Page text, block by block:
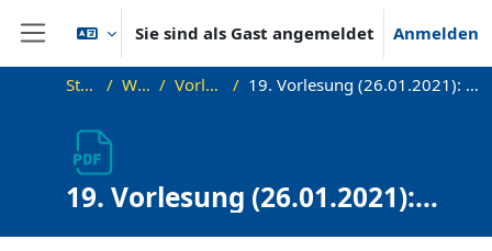
Zum Hauptinhalt
Website-Übersicht
Sie sind als Gast angemeldet Anmelden
Startseite WS20_ADS Vorlesungsfolien 19. Vorlesung (26.01.2021): Kürzeste Wege und Dijkstras Algorithmus
19. Vorlesung (26.01.2021):
Kürzeste Wege und Dijkstras